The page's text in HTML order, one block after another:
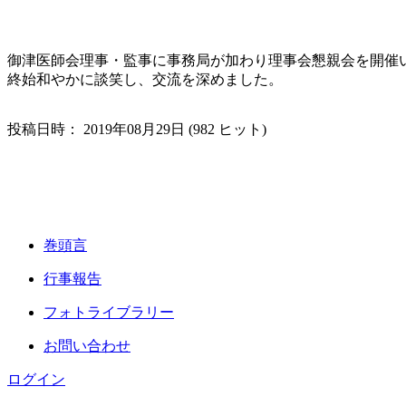
御津医師会理事・監事に事務局が加わり理事会懇親会を開催
終始和やかに談笑し、交流を深めました。
投稿日時： 2019年08月29日 (982 ヒット )
巻頭言
行事報告
フォトライブラリー
お問い合わせ
ログイン